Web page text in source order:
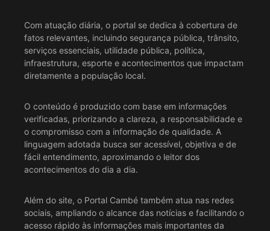
Com atuação diária, o portal se dedica à cobertura de
fatos relevantes, incluindo segurança pública, trânsito,
serviços essenciais, utilidade pública, política,
infraestrutura, esporte e acontecimentos que impactam
diretamente a população local.
O conteúdo é produzido com base em informações
verificadas, priorizando a clareza, a responsabilidade e
o compromisso com a informação de qualidade. A
linguagem adotada busca ser acessível, objetiva e de
fácil entendimento, aproximando o leitor dos
acontecimentos do dia a dia.
Além do site, o Portal Cambé também atua nas redes
sociais, ampliando o alcance das notícias e facilitando o
acesso rápido às informações mais importantes da